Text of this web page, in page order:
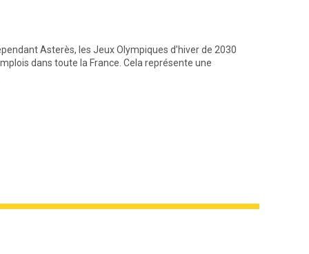
Asterès, les Jeux Olympiques d’hiver de 2030
dans toute la France. Cela représente une